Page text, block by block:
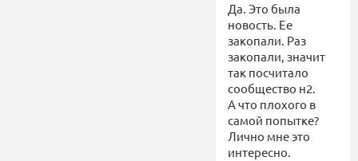
Да. Это была
новость. Ее
закопали. Раз
закопали, значит
так посчитало
сообщество н2.
А что плохого в
самой попытке?
Лично мне это
интересно.